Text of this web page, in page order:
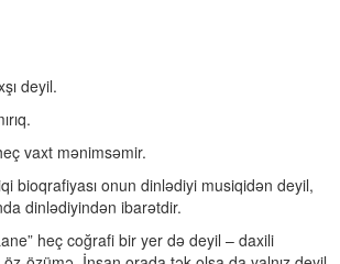
deyil.
vaxt mənimsəmir.
bioqrafiyası onun dinlədiyi musiqidən deyil,
dinlədiyindən ibarətdir.
heç coğrafi bir yer də deyil – daxili